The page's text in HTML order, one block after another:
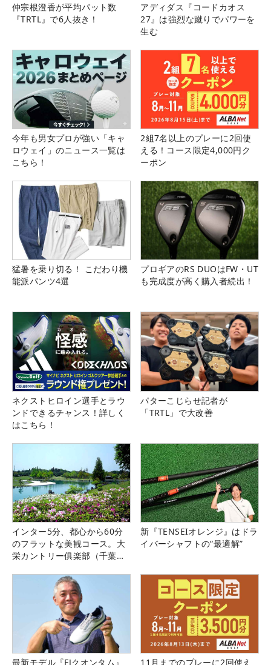
仲宗根澄香が平均パット数
『TRTL』で6人抜き！
アディダス『コードカオス
27』は強烈な蹴りでパワーを
生む
今年も男女プロが強い「キャ
ロウェイ」のニュース一覧は
こちら！
2組7名以上のプレーに2回使
える！コース限定4,000円ク
ーポン
猛暑を乗り切る！ こだわり機
能派パンツ4選
プロギアのRS DUOはFW・UT
も完成度が高く購入者続出！
ネクストヒロイン選手とラウ
ンドできるチャンス！詳しく
はこちら！
パターこじらせ記者が
「TRTL」で大改善
インター5分、都心から60分
のフラットな美観コース。大
栄カントリー俱楽部（千葉
新『TENSEIオレンジ』はドラ
イバーシャフトの“最適解”
最新モデル『FJクオンタム』
11月までのプレーに2回使え